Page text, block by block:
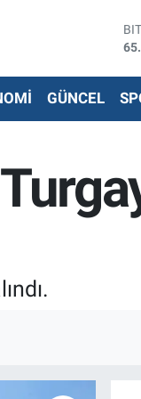
GÜNCEL